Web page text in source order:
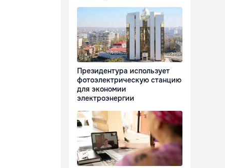
Президентура использует
фотоэлектрическую станцию
для экономии
электроэнергии